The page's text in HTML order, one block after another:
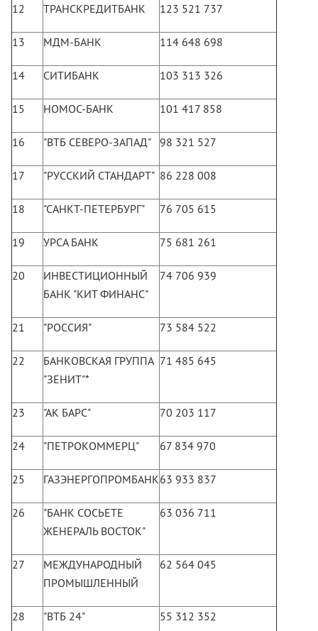
12 ТРАНСКРЕДИТБАНК 123 521 737
13 МДМ-БАНК 114 648 698
14 СИТИБАНК 103 313 326
15 НОМОС-БАНК 101 417 858
16 "ВТБ СЕВЕРО-ЗАПАД" 98 321 527
17 "РУССКИЙ СТАНДАРТ" 86 228 008
18 "САНКТ-ПЕТЕРБУРГ" 76 705 615
19 УРСА БАНК 75 681 261
20
ИНВЕСТИЦИОННЫЙ
БАНК "КИТ ФИНАНС"
74 706 939
21 "РОССИЯ" 73 584 522
22
БАНКОВСКАЯ ГРУППА
"ЗЕНИТ"*
71 485 645
23 "АК БАРС" 70 203 117
24 "ПЕТРОКОММЕРЦ" 67 834 970
25 ГАЗЭНЕРГОПРОМБАНК63 933 837
26
"БАНК СОСЬЕТЕ
ЖЕНЕРАЛЬ ВОСТОК"
63 036 711
27
МЕЖДУНАРОДНЫЙ
ПРОМЫШЛЕННЫЙ
62 564 045
28 "ВТБ 24" 55 312 352